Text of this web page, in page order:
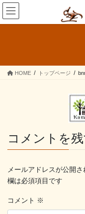
コ
ン
テ
ス
ナ
ビ
ゲ
ン
HOME トップページ
コメントを
メールアドレスが公開さ
欄は必須項目です
コメント ※